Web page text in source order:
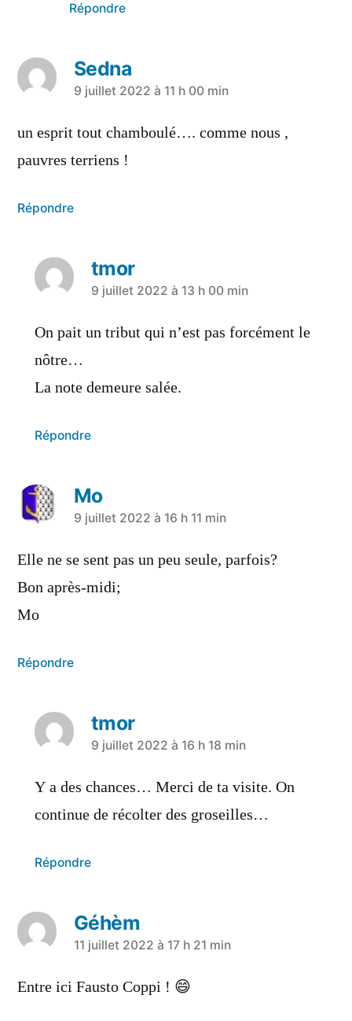
Répondre
Sedna
9 juillet 2022 à 11 h 00 min
un esprit tout chamboulé…. comme nous ,
pauvres terriens !
Répondre
tmor
9 juillet 2022 à 13 h 00 min
On pait un tribut qui n’est pas forcément le
nôtre…
La note demeure salée.
Répondre
Mo
9 juillet 2022 à 16 h 11 min
Elle ne se sent pas un peu seule, parfois?
Bon après-midi;
Mo
Répondre
tmor
9 juillet 2022 à 16 h 18 min
Y a des chances… Merci de ta visite. On
continue de récolter des groseilles…
Répondre
Géhèm
11 juillet 2022 à 17 h 21 min
Entre ici Fausto Coppi ! 😄